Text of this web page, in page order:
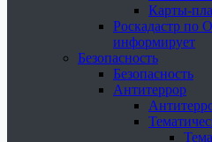
Карты-
Роскадастр по
информирует
Безопасность
Безопасность
Антитеррор